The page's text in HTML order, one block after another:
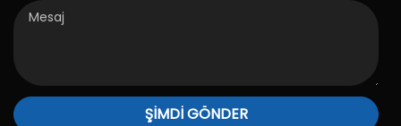
ŞİMDİ GÖNDER